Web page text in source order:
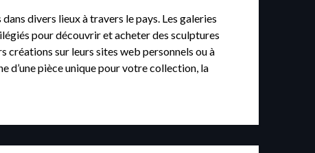
divers lieux à travers le pays. Les galeries
pour découvrir et acheter des sculptures
créations sur leurs sites web personnels ou à
d’une pièce unique pour votre collection, la